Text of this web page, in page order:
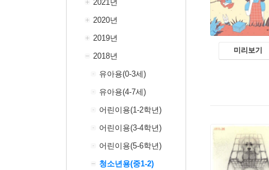
2021년
2020년
2019년
2018년
유아용(0-3세)
유아용(4-7세)
어린이용(1-2학년)
어린이용(3-4학년)
어린이용(5-6학년)
청소년용(중1-2)
미리보기